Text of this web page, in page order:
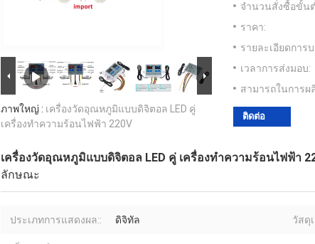
ภาพใหญ่ : เครื่องวัดอุณหภูมิแบบดิจิตอล LED คู่
เครื่องทำความร้อนไฟฟ้า 220V
จำนวนสั่งซื้อขั้น
ราคา:
รายละเอียดการ
เวลาการส่งมอบ:
สามารถในการผ
ติดต่อ
เครื่องวัดอุณหภูมิแบบดิจิตอล LED คู่ เครื่องทำความร้อนไฟฟ้า
ลักษณะ
ประเภทการแสดงผล:: ดิจิทัล วัสดุ